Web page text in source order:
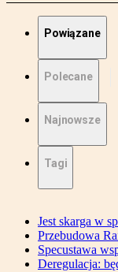
Powiązane
Polecane
Najnowsze
Tagi
Jest skarga w
Przebudowa
Specustawa
Deregulacja: